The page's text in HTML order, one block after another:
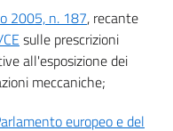
2005, n. 187, recante
sulle prescrizioni
all'esposizione dei
meccaniche;
europeo e del